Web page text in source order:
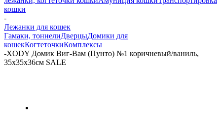
кошки
-
Лежанки для кошек
Гамаки, тоннелиДверцыДомики для
кошекКогтеточкиКомплексы
-XODY Домик Виг-Вам (Пунто) №1 коричневый/ваниль,
35х35х36см SALE